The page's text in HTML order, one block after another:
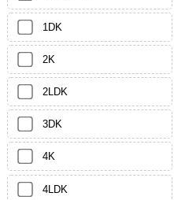
1DK
2K
2LDK
3DK
4K
4LDK